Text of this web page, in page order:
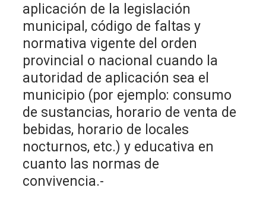
aplicación de la legislación
municipal, código de faltas y
normativa vigente del orden
provincial o nacional cuando la
autoridad de aplicación sea el
municipio (por ejemplo: consumo
de sustancias, horario de venta de
bebidas, horario de locales
nocturnos, etc.) y educativa en
cuanto las normas de
convivencia.-